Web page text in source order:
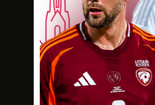
SESTDIENA
25 SEP
11:30
2021